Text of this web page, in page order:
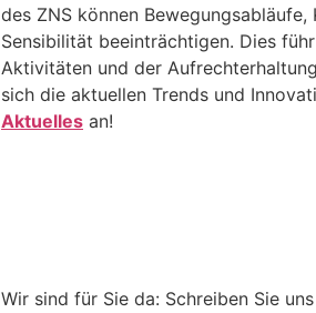
des ZNS können
Sensibilität beeinträchtigen. Dies
Aktivitäten und der
sich die aktuellen Trends und
Aktuelles an!
Wir sind für Sie da: Schreiben Sie